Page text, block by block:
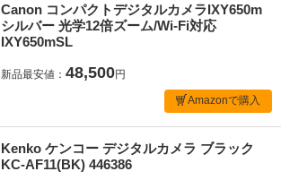
Canon コンパクトデジタルカメラIXY650m
シルバー 光学12倍ズーム/Wi-Fi対応
IXY650mSL
新品最安値： 48,500円
Amazonで購入
Kenko ケンコー デジタルカメラ ブラック
KC-AF11(BK) 446386